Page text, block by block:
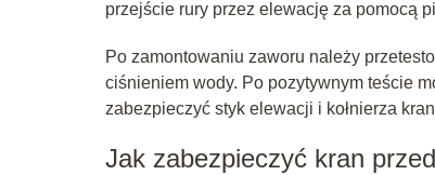
przejście rury przez elewację za pomocą
Po zamontowaniu zaworu należy
ciśnieniem wody. Po pozytywnym teście
zabezpieczyć styk elewacji i kołnierza
Jak zabezpieczyć kran